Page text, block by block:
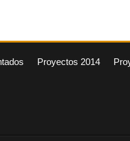
Proyectos 2014